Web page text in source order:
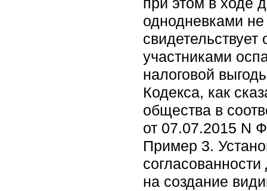
однодневками
участниками
налоговой
Кодекса, как
общества в
от 07.07.2015 N
Пример 3.
на создание